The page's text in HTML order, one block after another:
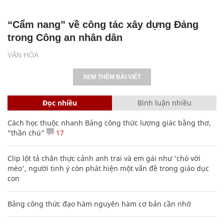
VĂN HÓA
“Cẩm nang” về công tác xây dựng Đảng
trong Công an nhân dân
XEM THÊM BÀI VIẾT
Đọc nhiều Bình luận nhiều
Cách học thuộc nhanh Bảng công thức lượng giác bằng thơ,
"thần chú"
17
Clip lột tả chân thực cảnh anh trai và em gái như 'chó với
mèo', người tinh ý còn phát hiện một vấn đề trong giáo dục
con
Bảng công thức đạo hàm nguyên hàm cơ bản cần nhớ